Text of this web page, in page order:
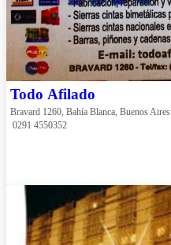
Todo Afilado
Bravard 1260, Bahía Blanca, Buenos Aires
0291 4550352